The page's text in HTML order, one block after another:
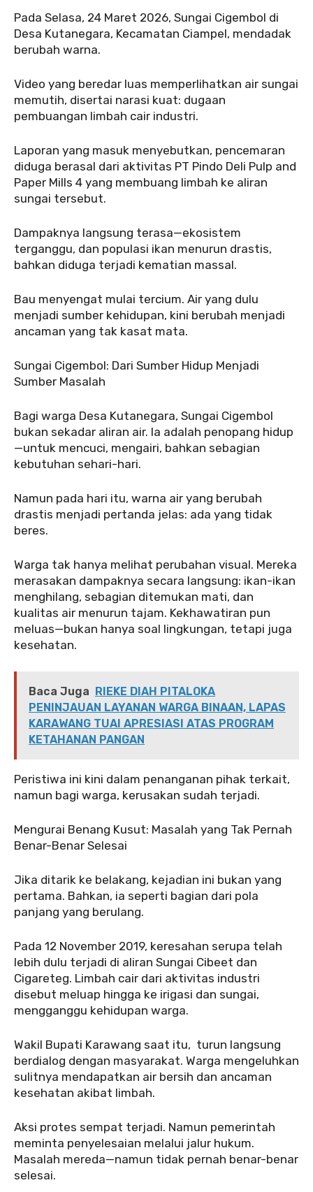
‎Pada Selasa, 24 Maret 2026, Sungai Cigembol di
Desa Kutanegara, Kecamatan Ciampel, mendadak
berubah warna.
‎‎Video yang beredar luas memperlihatkan air sungai
memutih, disertai narasi kuat: dugaan
pembuangan limbah cair industri.
‎‎Laporan yang masuk menyebutkan, pencemaran
diduga berasal dari aktivitas PT Pindo Deli Pulp and
Paper Mills 4 yang membuang limbah ke aliran
sungai tersebut.
‎Dampaknya langsung terasa—ekosistem
terganggu, dan populasi ikan menurun drastis,
bahkan diduga terjadi kematian massal.
‎‎Bau menyengat mulai tercium. Air yang dulu
menjadi sumber kehidupan, kini berubah menjadi
ancaman yang tak kasat mata.
‎‎Sungai Cigembol: Dari Sumber Hidup Menjadi
Sumber Masalah
‎Bagi warga Desa Kutanegara, Sungai Cigembol
bukan sekadar aliran air. Ia adalah penopang hidup
—untuk mencuci, mengairi, bahkan sebagian
kebutuhan sehari-hari.
‎‎Namun pada hari itu, warna air yang berubah
drastis menjadi pertanda jelas: ada yang tidak
beres.
‎‎Warga tak hanya melihat perubahan visual. Mereka
merasakan dampaknya secara langsung: ikan-ikan
menghilang, sebagian ditemukan mati, dan
kualitas air menurun tajam. Kekhawatiran pun
meluas—bukan hanya soal lingkungan, tetapi juga
kesehatan.
Baca Juga RIEKE DIAH PITALOKA
PENINJAUAN LAYANAN WARGA BINAAN, LAPAS
KARAWANG TUAI APRESIASI ATAS PROGRAM
KETAHANAN PANGAN
‎‎Peristiwa ini kini dalam penanganan pihak terkait,
namun bagi warga, kerusakan sudah terjadi.
‎‎Mengurai Benang Kusut: Masalah yang Tak Pernah
Benar-Benar Selesai
‎Jika ditarik ke belakang, kejadian ini bukan yang
pertama. Bahkan, ia seperti bagian dari pola
panjang yang berulang.
‎‎Pada 12 November 2019, keresahan serupa telah
lebih dulu terjadi di aliran Sungai Cibeet dan
Cigareteg. Limbah cair dari aktivitas industri
disebut meluap hingga ke irigasi dan sungai,
mengganggu kehidupan warga.
‎Wakil Bupati Karawang saat itu, turun langsung
berdialog dengan masyarakat. Warga mengeluhkan
sulitnya mendapatkan air bersih dan ancaman
kesehatan akibat limbah.
‎‎Aksi protes sempat terjadi. Namun pemerintah
meminta penyelesaian melalui jalur hukum.
Masalah mereda—namun tidak pernah benar-benar
selesai.